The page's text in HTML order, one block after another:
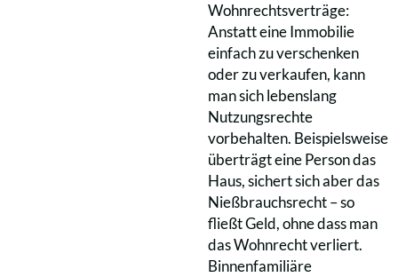
Wohnrechtsverträge:
Anstatt eine Immobilie
einfach zu verschenken
oder zu verkaufen, kann
man sich lebenslang
Nutzungsrechte
vorbehalten. Beispielsweise
überträgt eine Person das
Haus, sichert sich aber das
Nießbrauchsrecht – so
fließt Geld, ohne dass man
das Wohnrecht verliert.
Binnenfamiliäre